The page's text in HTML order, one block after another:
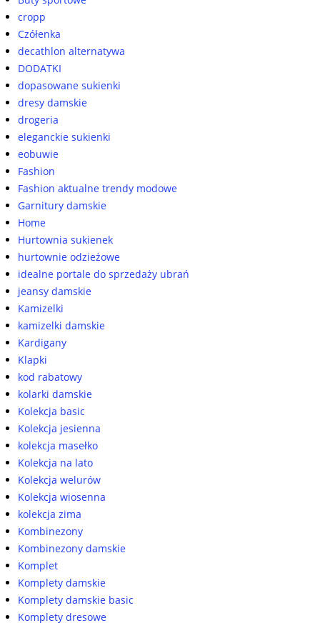
cropp
Czółenka
decathlon alternatywa
DODATKI
dopasowane sukienki
dresy damskie
drogeria
eleganckie sukienki
eobuwie
Fashion
Fashion aktualne trendy modowe
Garnitury damskie
Home
Hurtownia sukienek
hurtownie odzieżowe
idealne portale do sprzedaży ubrań
jeansy damskie
Kamizelki
kamizelki damskie
Kardigany
Klapki
kod rabatowy
kolarki damskie
Kolekcja basic
Kolekcja jesienna
kolekcja masełko
Kolekcja na lato
Kolekcja welurów
Kolekcja wiosenna
kolekcja zima
Kombinezony
Kombinezony damskie
Komplet
Komplety damskie
Komplety damskie basic
Komplety dresowe